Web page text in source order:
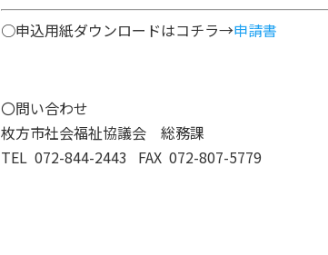
○申込用紙ダウンロードはコチラ→申請書
〇問い合わせ
枚方市社会福祉協議会 総務課
TEL 072-844-2443 FAX 072-807-5779